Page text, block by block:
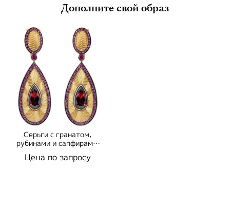
Дополните свой образ
Серьги с гранатом,
рубинами и сапфирами,
Цена по запросу